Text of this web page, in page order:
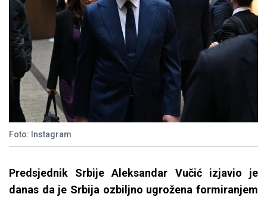
Foto: Instagram
Predsjednik Srbije Aleksandar Vučić izjavio je
danas da je Srbija ozbiljno ugrožena formiranjem